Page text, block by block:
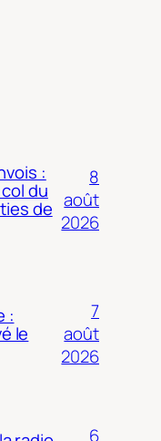
:
du
de
8
août
2026
:
le
7
août
2026
6